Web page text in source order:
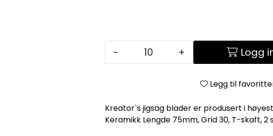
- + Logg
Legg til
Kreator`s jigsag blader er produsert i
Keramikk Lengde 75mm, Grid 30, T-skaft, 2